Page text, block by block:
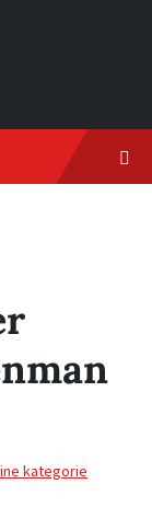
kategorie